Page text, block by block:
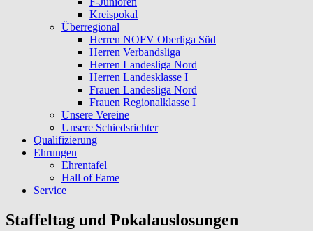
Kreispokal
Überregional
Herren NOFV Oberliga Süd
Herren Verbandsliga
Herren Landesliga Nord
Herren Landesklasse I
Frauen Landesliga Nord
Frauen Regionalklasse I
Unsere Vereine
Unsere Schiedsrichter
Qualifizierung
Ehrungen
Ehrentafel
Hall of Fame
Service
Staffeltag und Pokalauslosungen